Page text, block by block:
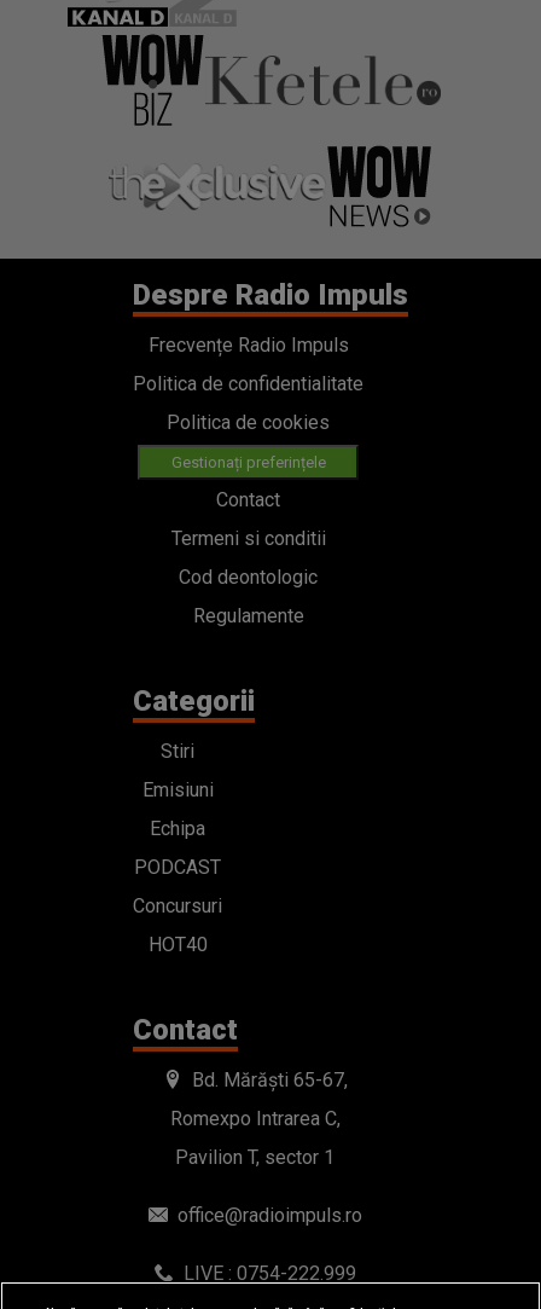
Despre Radio Impuls
Frecvențe Radio Impuls
Politica de confidentialitate
Politica de cookies
Gestionați preferințele
Contact
Termeni si conditii
Cod deontologic
Regulamente
Categorii
Stiri
Emisiuni
Echipa
PODCAST
Concursuri
HOT40
Contact
Bd. Mărăști 65-67,
Romexpo Intrarea C,
Pavilion T, sector 1
office@radioimpuls.ro
LIVE : 0754-222.999